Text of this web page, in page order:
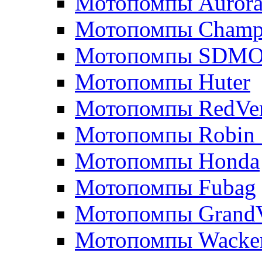
Мотопомпы
Мотопомпы
Мотопомпы Huter
Мотопомпы
Мотопомпы Robin
Мотопомпы Honda
Мотопомпы Fubag
Мотопомпы
Мотопомпы